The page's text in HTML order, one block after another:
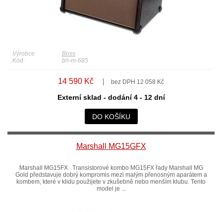
Výrobce:
Boss
Kód:
bh-m-685
14 590 Kč bez DPH 12 058 Kč
Externí sklad - dodání 4 - 12 dní
DO KOŠÍKU
Marshall MG15GFX
Marshall MG15FX Transistorové kombo MG15FX řady Marshall MG
Gold představuje dobrý kompromis mezi malým přenosným aparátem a
kombem, které v klidu použijete v zkušebně nebo menším klubu. Tento
model je ...